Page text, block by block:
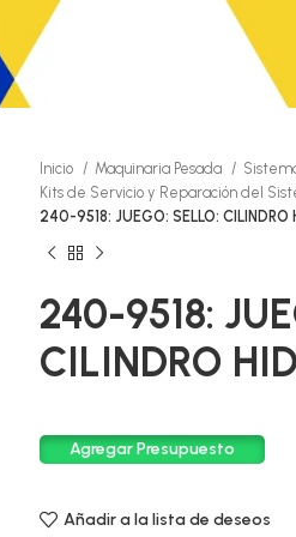
Inicio Maquinaria Pesada
Kits de Servicio y Reparación del
240-9518: JUEGO: SELLO: CILINDRO
240-9518:
CILINDRO
Agregar Presupuesto
Añadir a la lista de deseos